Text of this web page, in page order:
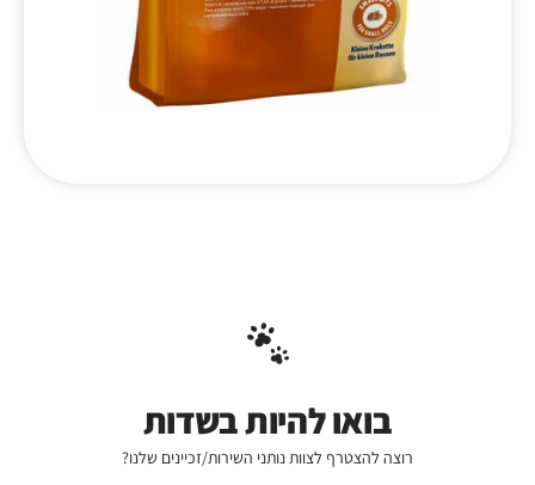
בואו להיות בשדות
רוצה להצטרף לצוות נותני השירות/זכיינים שלנו?